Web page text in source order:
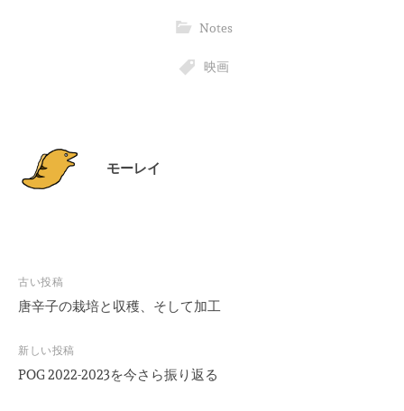
Notes
映画
モーレイ
投
稿
ビ
ゲ
古い投稿
唐辛子の栽培と収穫、そして加工
新しい投稿
POG 2022-2023を今さら振り返る